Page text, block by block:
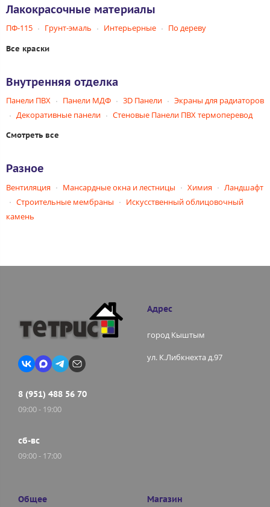
Лакокрасочные материалы
ПФ-115 Грунт-эмаль Интерьерные По дереву
Все краски
Внутренняя отделка
Панели ПВХ Панели МДФ 3D Панели
Экраны для радиаторов
Декоративные панели
Стеновые Панели ПВХ термоперевод
Смотреть все
Разное
Вентиляция Мансардные окна и лестницы Химия
Ландшафт
Строительные мембраны
Искусственный облицовочный
камень
8 (951) 488 56 70
09:00 - 19:00
сб-вс
09:00 - 17:00
Адрес
город Кыштым
ул. К.Либкнехта д.97
Общее Магазин